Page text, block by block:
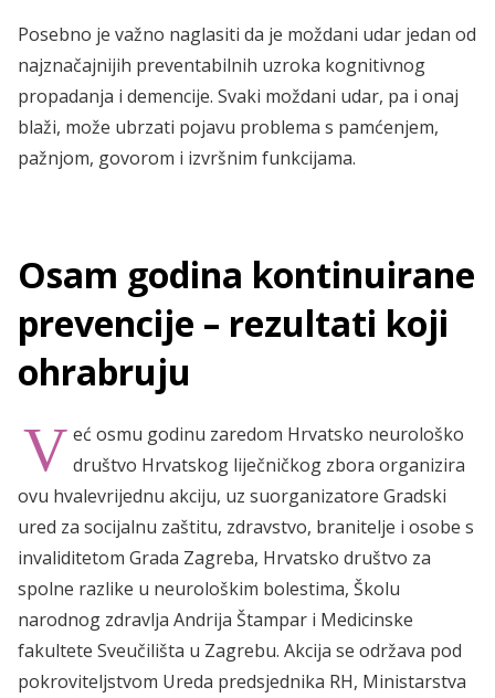
Posebno je važno naglasiti da je moždani udar jedan od
najznačajnijih preventabilnih uzroka kognitivnog
propadanja i demencije. Svaki moždani udar, pa i onaj
blaži, može ubrzati pojavu problema s pamćenjem,
pažnjom, govorom i izvršnim funkcijama.
Osam godina kontinuirane
prevencije – rezultati koji
ohrabruju
V eć osmu godinu zaredom Hrvatsko neurološko
društvo Hrvatskog liječničkog zbora organizira
ovu hvalevrijednu akciju, uz suorganizatore Gradski
ured za socijalnu zaštitu, zdravstvo, branitelje i osobe s
invaliditetom Grada Zagreba, Hrvatsko društvo za
spolne razlike u neurološkim bolestima, Školu
narodnog zdravlja Andrija Štampar i Medicinske
fakultete Sveučilišta u Zagrebu. Akcija se održava pod
pokroviteljstvom Ureda predsjednika RH, Ministarstva